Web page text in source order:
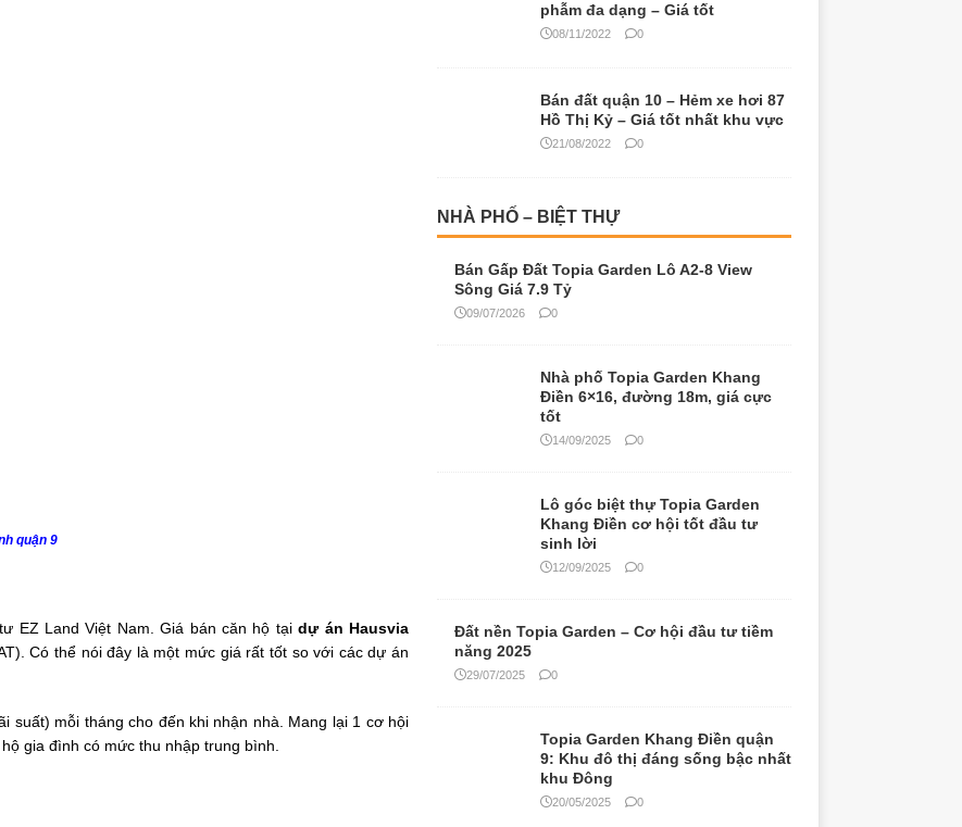
quận 9
EZ Land Việt Nam. Giá bán căn hộ tạidự án Hausvia
Có thể nói đây là một mức giá rất tốt so với các dự án
suất) mỗi tháng cho đến khi nhận nhà. Mang lại 1 cơ hội
gia đình có mức thu nhập trung bình.
phẫm đa dạng – Giá tốt
08/11/2022 0
Bán đất quận 10 – Hẻm xe hơi 87
Hồ Thị Kỷ – Giá tốt nhất khu vực
21/08/2022 0
NHÀ PHỐ – BIỆT THỰ
Bán Gấp Đất Topia Garden Lô A2-8 View
Sông Giá 7.9 Tỷ
09/07/2026 0
Nhà phố Topia Garden Khang
Điền 6×16, đường 18m, giá cực
tốt
14/09/2025 0
Lô góc biệt thự Topia Garden
Khang Điền cơ hội tốt đầu tư
sinh lời
12/09/2025 0
Đất nền Topia Garden – Cơ hội đầu tư tiềm
năng 2025
29/07/2025 0
Topia Garden Khang Điền quận
9: Khu đô thị đáng sống bậc nhất
khu Đông
20/05/2025 0